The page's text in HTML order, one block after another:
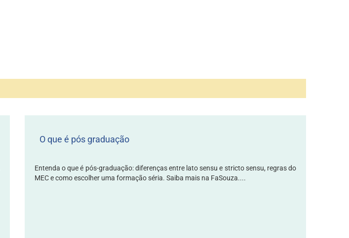
O que é pós graduação
Entenda o que é pós-graduação: diferenças entre lato sensu e stricto sensu, regras do
MEC e como escolher uma formação séria. Saiba mais na FaSouza....